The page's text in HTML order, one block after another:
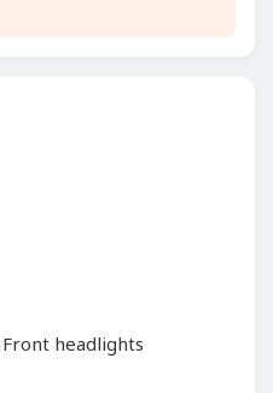
Front headlights